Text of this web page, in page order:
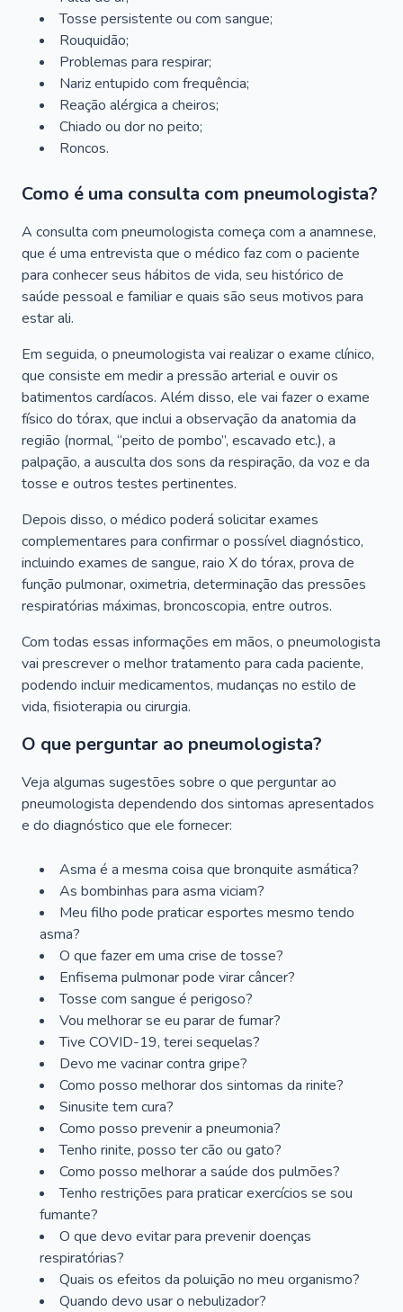
Tosse persistente ou com sangue;
Rouquidão;
Problemas para respirar;
Nariz entupido com frequência;
Reação alérgica a cheiros;
Chiado ou dor no peito;
Roncos.
Como é uma consulta com pneumologista?
A consulta com pneumologista começa com a anamnese,
que é uma entrevista que o médico faz com o paciente
para conhecer seus hábitos de vida, seu histórico de
saúde pessoal e familiar e quais são seus motivos para
estar ali.
Em seguida, o pneumologista vai realizar o exame clínico,
que consiste em medir a pressão arterial e ouvir os
batimentos cardíacos. Além disso, ele vai fazer o exame
físico do tórax, que inclui a observação da anatomia da
região (normal, “peito de pombo”, escavado etc.), a
palpação, a ausculta dos sons da respiração, da voz e da
tosse e outros testes pertinentes.
Depois disso, o médico poderá solicitar exames
complementares para confirmar o possível diagnóstico,
incluindo exames de sangue, raio X do tórax, prova de
função pulmonar, oximetria, determinação das pressões
respiratórias máximas, broncoscopia, entre outros.
Com todas essas informações em mãos, o pneumologista
vai prescrever o melhor tratamento para cada paciente,
podendo incluir medicamentos, mudanças no estilo de
vida, fisioterapia ou cirurgia.
O que perguntar ao pneumologista?
Veja algumas sugestões sobre o que perguntar ao
pneumologista dependendo dos sintomas apresentados
e do diagnóstico que ele fornecer:
Asma é a mesma coisa que bronquite asmática?
As bombinhas para asma viciam?
Meu filho pode praticar esportes mesmo tendo
asma?
O que fazer em uma crise de tosse?
Enfisema pulmonar pode virar câncer?
Tosse com sangue é perigoso?
Vou melhorar se eu parar de fumar?
Tive COVID-19, terei sequelas?
Devo me vacinar contra gripe?
Como posso melhorar dos sintomas da rinite?
Sinusite tem cura?
Como posso prevenir a pneumonia?
Tenho rinite, posso ter cão ou gato?
Como posso melhorar a saúde dos pulmões?
Tenho restrições para praticar exercícios se sou
fumante?
O que devo evitar para prevenir doenças
respiratórias?
Quais os efeitos da poluição no meu organismo?
Quando devo usar o nebulizador?